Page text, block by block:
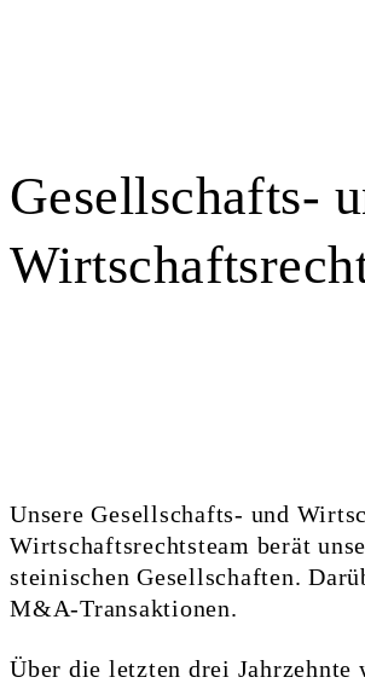
Gesellschafts-
Unsere Gesell­schafts- und
Wirtschaftsrechtsteam berät
steinischen Gesell­schaften.
M&A-Transaktionen.
Über die letzten drei